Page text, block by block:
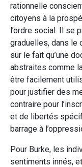
rationnelle
citoyens à la
l’ordre social. Il se
graduelles, dans le
sur le fait qu’une
abstraites comme
être facilement
pour justifier des
contraire pour
et de libertés
barrage à
Pour Burke, les
sentiments innés,